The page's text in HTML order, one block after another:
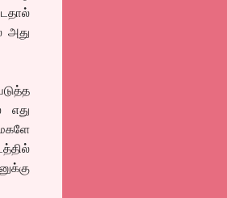
அது
எது